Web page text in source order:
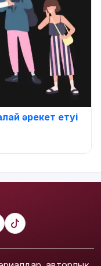
әрекет етуі